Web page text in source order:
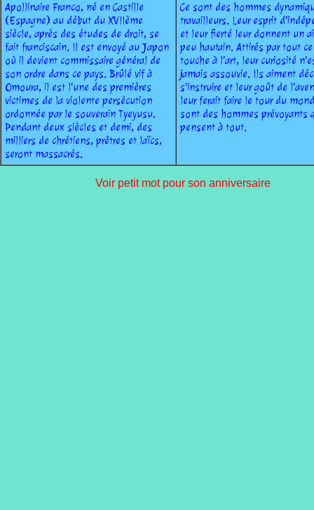
Apollinaire Franco, né en Castille
(Espagne) au début du XVIIème
siècle, après des études de droit, se
fait franciscain. Il est envoyé au Japon
où il devient commissaire général de
son ordre dans ce pays. Brûlé vif à
Omoura, il est l'une des premières
victimes de la violente persécution
ordonnée par le souverain Tyeyusu.
Pendant deux siècles et demi, des
milliers de chrétiens, prêtres et laïcs,
seront massacrés.
Ce sont des hommes
travailleurs. Leur esprit
et leur fierté leur donnent un
peu hautain. Attirés par tout
touche à l'art, leur curiosité
jamais assouvie. Ils aiment
s'instruire et leur goût de
leur ferait faire le tour du
sont des hommes prévoyants
pensent à tout.
Voir petit mot pour son anniversaire